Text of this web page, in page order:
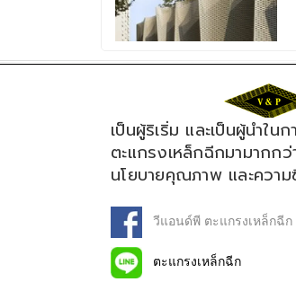
เป็นผู้ริเริ่ม และเป็นผู้นำใน
ตะแกรงเหล็กฉีกมามากก
นโยบายคุณภาพ และควา
วีแอนด์พี ตะแกรงเหล็กฉีก
ตะแกรงเหล็กฉีก